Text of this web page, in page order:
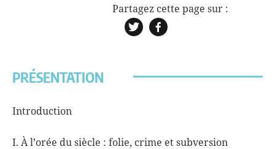
PRÉSENTATION
Introduction
I. À l’orée du siècle : folie, crime et subversion